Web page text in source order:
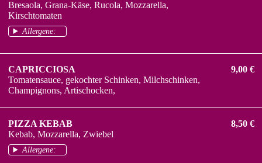
Bresaola, Grana-Käse, Rucola, Mozzarella,
Kirschtomaten
Allergene:
CAPRICCIOSA
Tomatensauce, gekochter Schinken, Milchschinken,
Champignons, Artischocken,
9,00 €
PIZZA KEBAB
Kebab, Mozzarella, Zwiebel
Allergene:
8,50 €